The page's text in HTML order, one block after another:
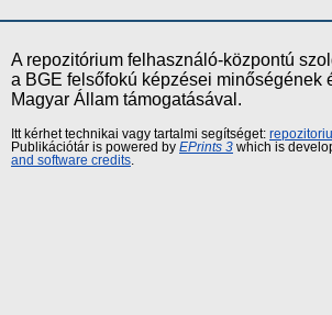
A repozitórium felhasználó-központú
a BGE felsőfokú képzései minőségének
Magyar Állam támogatásával.
Itt kérhet technikai vagy tartalmi segítséget:
Publikációtár is powered by EPrints 3 which is
and software credits